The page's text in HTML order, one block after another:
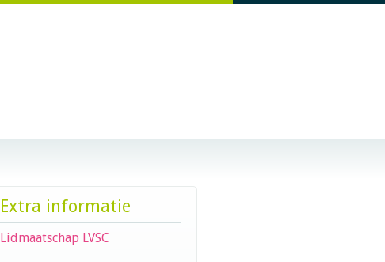
Extra informatie
Lidmaatschap LVSC